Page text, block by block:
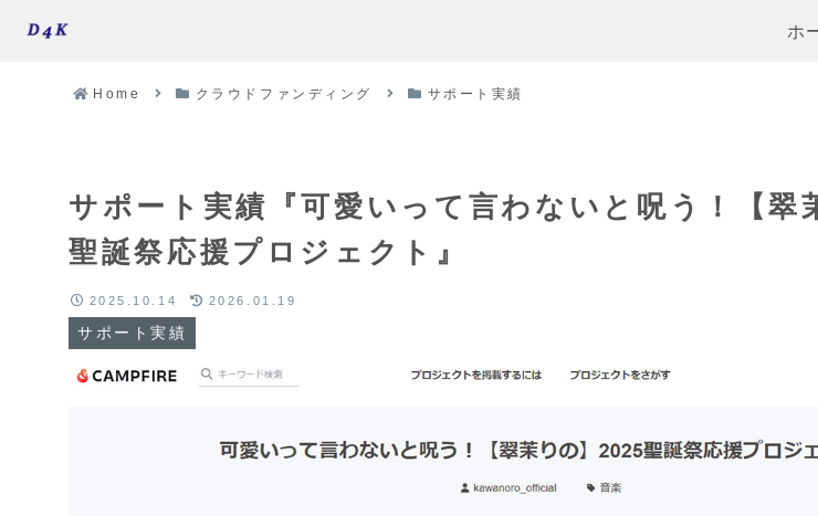
ホ
Home クラウドファンディング サポート実績
サポート実績『可愛いって言わないと呪う！【翠
聖誕祭応援プロジェクト』
サポート実績
2025.10.14 2026.01.19